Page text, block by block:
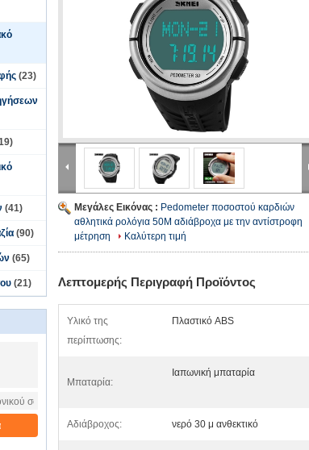
(23)
(41)
(90)
(65)
(21)
Μεγάλες Εικόνας : Pedometer ποσοστού καρδιών
αθλητικά ρολόγια 50M αδιάβροχα με την αντίστροφη
μέτρηση
Καλύτερη τιμή
Λεπτομερής Περιγραφή Προϊόντος
Υλικό της
περίπτωσης:
Πλαστικό ABS
Μπαταρία:
Ιαπωνική μπαταρία
Αδιάβροχος: νερό 30 μ ανθεκτικό